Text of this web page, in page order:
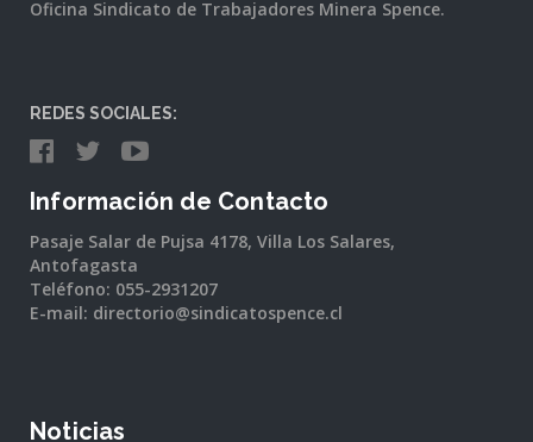
Oficina Sindicato de Trabajadores Minera Spence.
REDES SOCIALES:
Información de Contacto
Pasaje Salar de Pujsa 4178, Villa Los Salares,
Antofagasta
Teléfono: 055-2931207
E-mail: directorio@sindicatospence.cl
Noticias